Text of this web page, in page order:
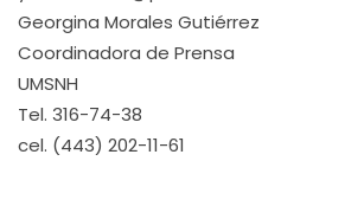
Georgina Morales Gutiérrez
Coordinadora de Prensa
UMSNH
Tel. 316-74-38
cel. (443) 202-11-61